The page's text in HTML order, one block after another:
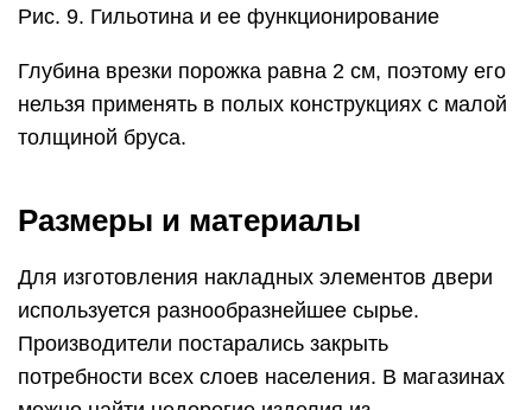
Рис. 9. Гильотина и ее функционирование
Глубина врезки порожка равна 2 см, поэтому его
нельзя применять в полых конструкциях с малой
толщиной бруса.
Размеры и материалы
Для изготовления накладных элементов двери
используется разнообразнейшее сырье.
Производители постарались закрыть
потребности всех слоев населения. В магазинах